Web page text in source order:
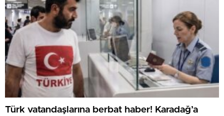
Türk vatandaşlarına berbat haber! Karadağ’a